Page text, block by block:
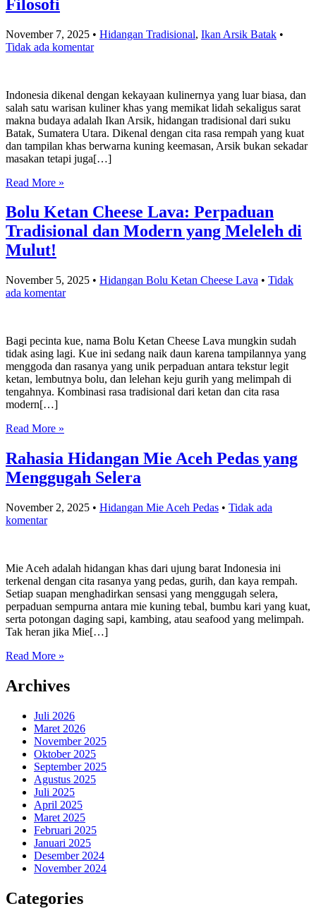
Filosofi
November 7, 2025 • Hidangan Tradisional, Ikan Arsik Batak •
Tidak ada komentar
Indonesia dikenal dengan kekayaan kulinernya yang luar biasa, dan
salah satu warisan kuliner khas yang memikat lidah sekaligus sarat
makna budaya adalah Ikan Arsik, hidangan tradisional dari suku
Batak, Sumatera Utara. Dikenal dengan cita rasa rempah yang kuat
dan tampilan khas berwarna kuning keemasan, Arsik bukan sekadar
masakan tetapi juga[…]
Read More »
Bolu Ketan Cheese Lava: Perpaduan
Tradisional dan Modern yang Meleleh di
Mulut!
November 5, 2025 • Hidangan Bolu Ketan Cheese Lava • Tidak
ada komentar
Bagi pecinta kue, nama Bolu Ketan Cheese Lava mungkin sudah
tidak asing lagi. Kue ini sedang naik daun karena tampilannya yang
menggoda dan rasanya yang unik perpaduan antara tekstur legit
ketan, lembutnya bolu, dan lelehan keju gurih yang melimpah di
tengahnya. Kombinasi rasa tradisional dari ketan dan cita rasa
modern[…]
Read More »
Rahasia Hidangan Mie Aceh Pedas yang
Menggugah Selera
November 2, 2025 • Hidangan Mie Aceh Pedas • Tidak ada
komentar
Mie Aceh adalah hidangan khas dari ujung barat Indonesia ini
terkenal dengan cita rasanya yang pedas, gurih, dan kaya rempah.
Setiap suapan menghadirkan sensasi yang menggugah selera,
perpaduan sempurna antara mie kuning tebal, bumbu kari yang kuat,
serta potongan daging sapi, kambing, atau seafood yang melimpah.
Tak heran jika Mie[…]
Read More »
Archives
Juli 2026
Maret 2026
November 2025
Oktober 2025
September 2025
Agustus 2025
Juli 2025
April 2025
Maret 2025
Februari 2025
Januari 2025
Desember 2024
November 2024
Categories